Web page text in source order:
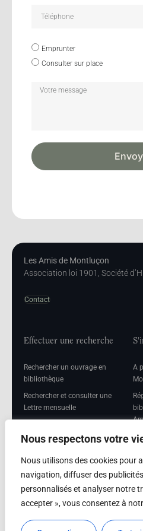
Nous respectons votre
Nous utilisons des cookies pour
navigation, diffuser des
personnalisés et analyser notre
accepter », vous consentez à
Emprunter
Consulter sur place
Les Amis de Montluçon
Association loi 1901, Société
Contact
Effectuer une recherche
Rechercher un ouvrage en
bibliothèque
Rechercher et consulter une
Lettre mensuelle
mensuelle
A
Adhérer